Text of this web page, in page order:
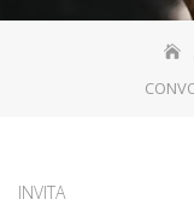
INVITA